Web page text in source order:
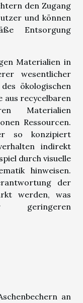
den Zugang
und können
Entsorgung
Materialien in
wesentlicher
ökologischen
aus recycelbaren
Materialien
Ressourcen.
so konzipiert
indirekt
durch visuelle
hinweisen.
der
werden, was
an